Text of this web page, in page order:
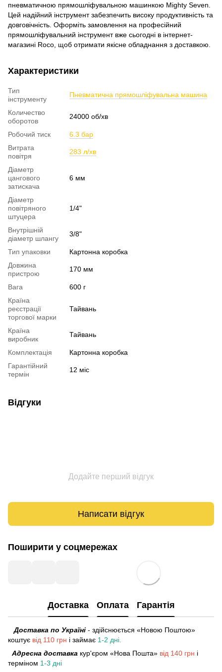
пневматичною прямошліфувальною машинкою Mighty Seven.
Цей надійний інструмент забезпечить високу продуктивність та
довговічність. Оформіть замовлення на професійний
прямошліфувальний інструмент вже сьогодні в інтернет-
магазині Roco, щоб отримати якісне обладнання з доставкою.
Характеристики
Тип
інструменту
Пневматична прямошліфувальна машина
Количество
оборотов
24000 об/хв
Робочий тиск
6.3 бар
Витрата
повітря
283 л/хв
Діаметр
цангового
затискача
6 мм
Діаметр
повітряного
штуцера
1/4"
Внутрішній
діаметр шлангу
3/8"
Тип упаковки
Картонна коробка
Довжина
пристрою
170 мм
Вага
600 г
Країна
реєстрації
торгової марки
Тайвань
Країна
виробник
Тайвань
Комплектація
Картонна коробка
Гарантійний
термін
12 міс
Відгуки
Додайте перший відгук
Написати відгук
Поширити у соцмережах
Доставка Оплата Гарантія
Доставка по Україні - здійснюється «Новою Поштою»
коштує від 110 грн і займає 1-2 дні.
Адресна доставка кур'єром «Нова Пошта» від 140 грн і
терміном 1-3 дні